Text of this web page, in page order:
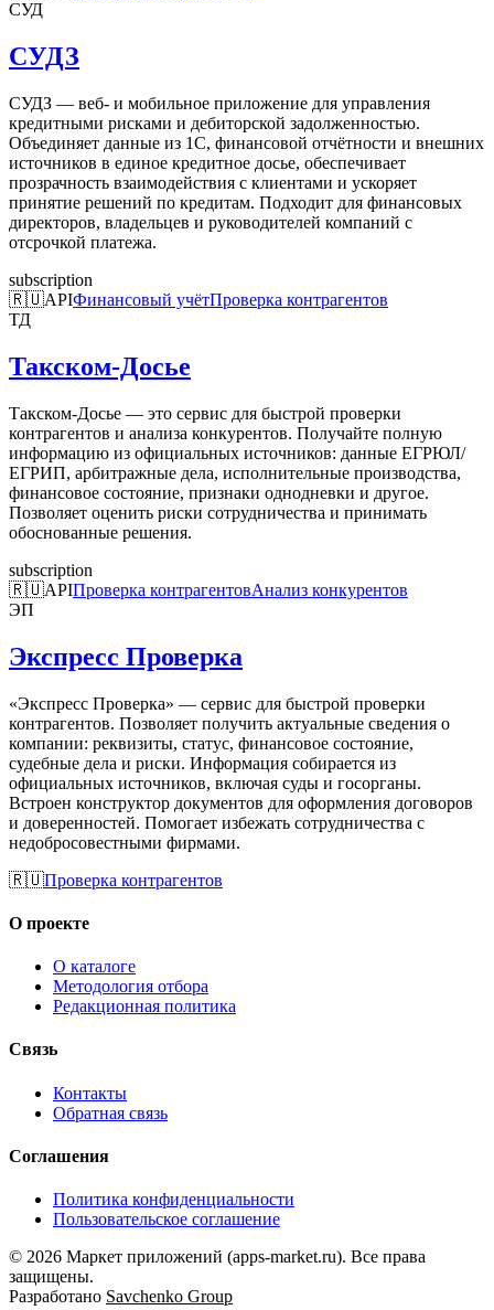
СУД
СУДЗ
СУДЗ — веб- и мобильное приложение для управления
кредитными рисками и дебиторской задолженностью.
Объединяет данные из 1С, финансовой отчётности и внешних
источников в единое кредитное досье, обеспечивает
прозрачность взаимодействия с клиентами и ускоряет
принятие решений по кредитам. Подходит для финансовых
директоров, владельцев и руководителей компаний с
отсрочкой платежа.
subscription
🇷🇺APIФинансовый учётПроверка контрагентов
ТД
Такском-Досье
Такском-Досье — это сервис для быстрой проверки
контрагентов и анализа конкурентов. Получайте полную
информацию из официальных источников: данные ЕГРЮЛ/
ЕГРИП, арбитражные дела, исполнительные производства,
финансовое состояние, признаки однодневки и другое.
Позволяет оценить риски сотрудничества и принимать
обоснованные решения.
subscription
🇷🇺APIПроверка контрагентовАнализ конкурентов
ЭП
Экспресс Проверка
«Экспресс Проверка» — сервис для быстрой проверки
контрагентов. Позволяет получить актуальные сведения о
компании: реквизиты, статус, финансовое состояние,
судебные дела и риски. Информация собирается из
официальных источников, включая суды и госорганы.
Встроен конструктор документов для оформления договоров
и доверенностей. Помогает избежать сотрудничества с
недобросовестными фирмами.
🇷🇺Проверка контрагентов
О проекте
О каталоге
Методология отбора
Редакционная политика
Связь
Контакты
Обратная связь
Соглашения
Политика конфиденциальности
Пользовательское соглашение
© 2026 Маркет приложений (apps-market.ru). Все права
защищены.
Разработано Savchenko Group